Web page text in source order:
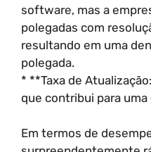
software, mas a
polegadas com
resultando em uma
polegada.
* **Taxa de
que contribui para
Em termos de